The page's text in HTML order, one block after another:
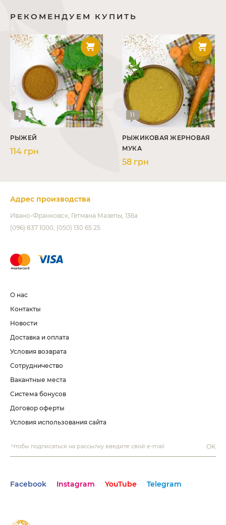
РЕКОМЕНДУЕМ КУПИТЬ
2
РЫЖЕЙ
114 грн
11
РЫЖИКОВАЯ ЖЕРНОВАЯ
МУКА
58 грн
Адрес производства
Ивано-Франковск Гетмана Мазепы, 136а
(096) 837 1000 (050) 130 65 25
О нас
Контакты
Новости
Доставка и оплата
Условия возврата
Сотрудничество
Вакантные места
Система бонусов
Договор оферты
Условия использования сайта
OK
Facebook Instagram YouTube Telegram